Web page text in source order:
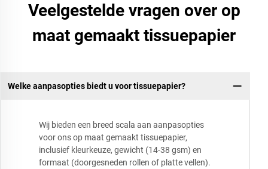
Veelgestelde vragen over op
maat gemaakt tissuepapier
Welke aanpasopties biedt u voor tissuepapier?
Wij bieden een breed scala aan aanpasopties
voor ons op maat gemaakt tissuepapier,
inclusief kleurkeuze, gewicht (14-38 gsm) en
formaat (doorgesneden rollen of platte vellen).